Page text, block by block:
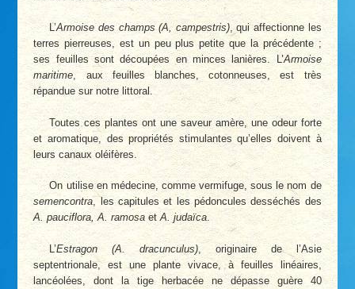
L’Armoise des champs (A, campestris), qui affectionne les
terres pierreuses, est un peu plus petite que la précédente ;
ses feuilles sont découpées en minces lanières. L’Armoise
maritime, aux feuilles blanches, cotonneuses, est très
répandue sur notre littoral.
Toutes ces plantes ont une saveur amère, une odeur forte
et aromatique, des propriétés stimulantes qu’elles doivent à
leurs canaux oléifères.
On utilise en médecine, comme vermifuge, sous le nom de
semencontra, les capitules et les pédoncules desséchés des
A. pauciflora, A. ramosa etA. judaïca.
L’Estragon (A. dracunculus) , originaire de l’Asie
septentrionale, est une plante vivace, à feuilles linéaires,
lancéolées, dont la tige herbacée ne dépasse guère 40